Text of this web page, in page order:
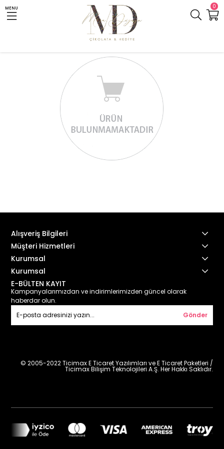
0
MENU
Alışveriş Bilgileri
Müşteri Hizmetleri
Kurumsal
Kurumsal
E-BÜLTEN KAYIT
Kampanyalarımızdan ve indirimlerimizden güncel olarak
haberdar olun.
Gönder
© 2005-2022 Ticimax E Ticaret Yazılımları ve E Ticaret Paketleri /
Ticimax Bilişim Teknolojileri A.Ş. Her Hakkı Saklıdır.